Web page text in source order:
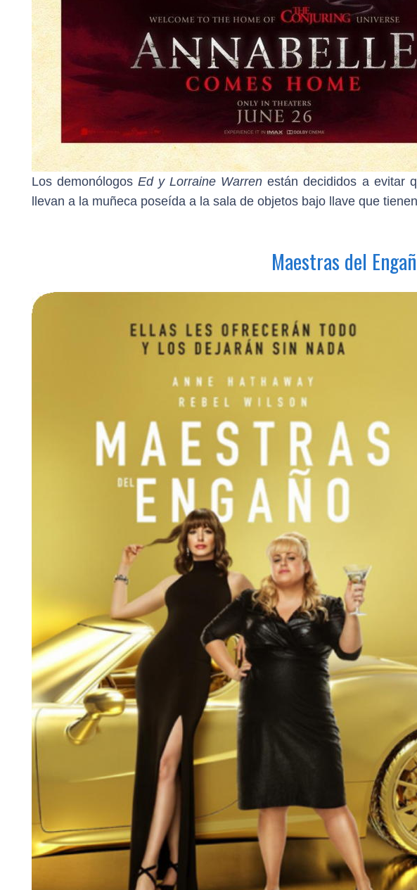
Los demonólogosEd y Lorraine Warren están decididos a evitar
llevan a la muñeca poseída a la sala de objetos bajo llave que
Maestras del